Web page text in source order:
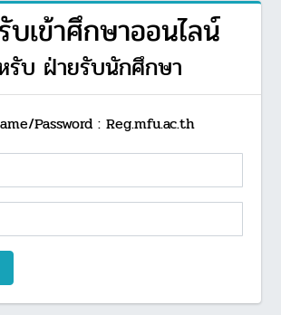
บเข้าศึกษาออนไลน์
รับ ฝ่ายรับนักศึกษา
Password : Reg.mfu.ac.th